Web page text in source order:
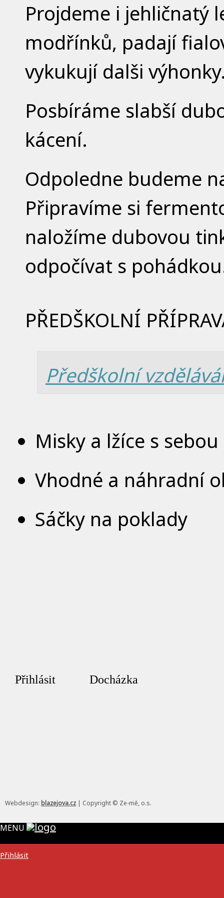
Projdeme i jehličnatý
modřínků, padají
vykukují dalši
Posbíráme slabší
kácení.
Odpoledne budeme
Připravíme si
naložíme dubovou
odpočívat s
PŘEDŠKOLNÍ
Předškolní
Misky a lžíce s sebou
Vhodné a náhradní
Sáčky na poklady
Přihlásit Docházka
Webdesign: blazejova.cz | Copyright © Ze-mě, o.s.
MENU
Přihlásit